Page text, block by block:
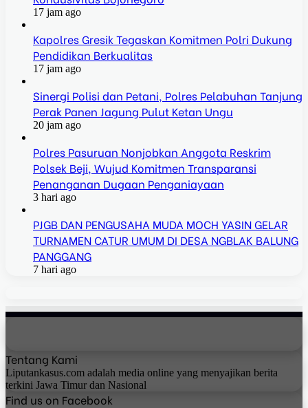
17 jam ago
Kapolres Gresik Tegaskan Komitmen Polri Dukung
Pendidikan Berkualitas
17 jam ago
Sinergi Polisi dan Petani, Polres Pelabuhan Tanjung
Perak Panen Jagung Pulut Ketan Ungu
20 jam ago
Polres Pasuruan Nonjobkan Anggota Reskrim
Polsek Beji, Wujud Komitmen Transparansi
Penanganan Dugaan Penganiayaan
3 hari ago
PJGB DAN PENGUSAHA MUDA MOCH YASIN GELAR
TURNAMEN CATUR UMUM DI DESA NGBLAK BALUNG
PANGGANG
7 hari ago
Tentang Kami
Liputankasus.com adalah media online yang menyajikan berita
terkini Jawa Timur dan Nasional
Find us on Facebook